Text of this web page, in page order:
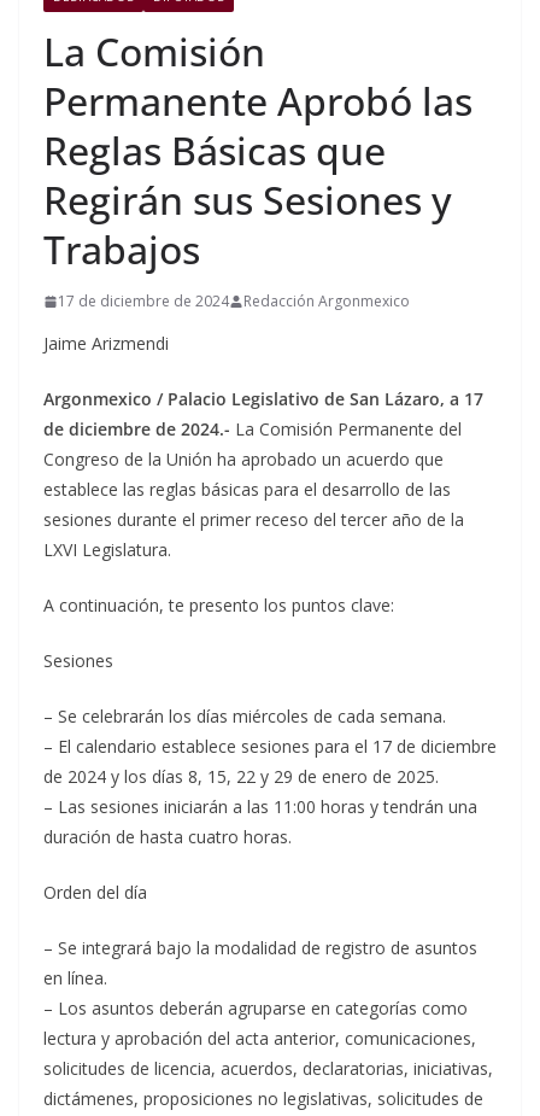
La Comisión
Permanente Aprobó las
Reglas Básicas que
Regirán sus Sesiones y
Trabajos
17 de diciembre de 2024 Redacción Argonmexico
Jaime Arizmendi
Argonmexico / Palacio Legislativo de San Lázaro, a 17
de diciembre de 2024.- La Comisión Permanente del
Congreso de la Unión ha aprobado un acuerdo que
establece las reglas básicas para el desarrollo de las
sesiones durante el primer receso del tercer año de la
LXVI Legislatura.
A continuación, te presento los puntos clave:
Sesiones
– Se celebrarán los días miércoles de cada semana.
– El calendario establece sesiones para el 17 de diciembre
de 2024 y los días 8, 15, 22 y 29 de enero de 2025.
– Las sesiones iniciarán a las 11:00 horas y tendrán una
duración de hasta cuatro horas.
Orden del día
– Se integrará bajo la modalidad de registro de asuntos
en línea.
– Los asuntos deberán agruparse en categorías como
lectura y aprobación del acta anterior, comunicaciones,
solicitudes de licencia, acuerdos, declaratorias, iniciativas,
dictámenes, proposiciones no legislativas, solicitudes de